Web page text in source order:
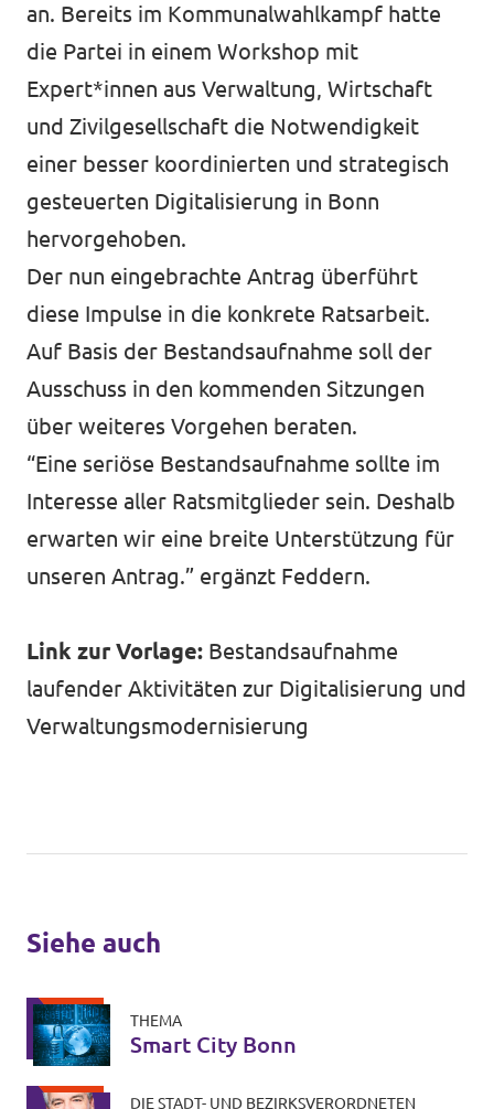
an. Bereits im Kommunalwahlkampf hatte
die Partei in einem Workshop mit
Expert*innen aus Verwaltung, Wirtschaft
und Zivilgesellschaft die Notwendigkeit
einer besser koordinierten und strategisch
gesteuerten Digitalisierung in Bonn
hervorgehoben.
Der nun eingebrachte Antrag überführt
diese Impulse in die konkrete Ratsarbeit.
Auf Basis der Bestandsaufnahme soll der
Ausschuss in den kommenden Sitzungen
über weiteres Vorgehen beraten.
“Eine seriöse Bestandsaufnahme sollte im
Interesse aller Ratsmitglieder sein. Deshalb
erwarten wir eine breite Unterstützung für
unseren Antrag.” ergänzt Feddern.
Link zur Vorlage: Bestandsaufnahme
laufender Aktivitäten zur Digitalisierung und
Verwaltungsmodernisierung
Siehe auch
THEMA
Smart City Bonn
DIE STADT- UND BEZIRKSVERORDNETEN